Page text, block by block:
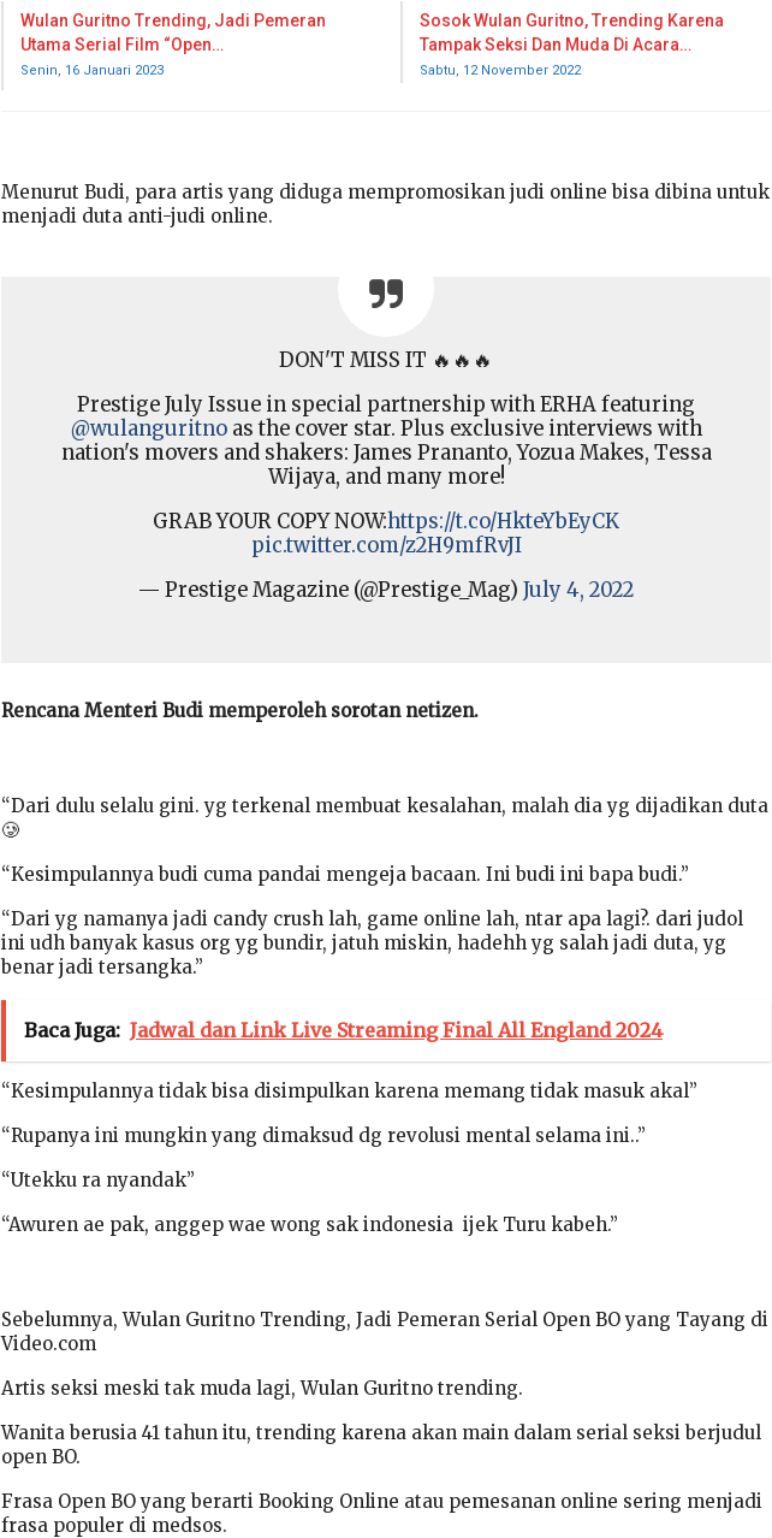
Wulan Guritno Trending, Jadi Pemeran
Utama Serial Film “Open…
Senin, 16 Januari 2023
Sosok Wulan Guritno, Trending Karena
Tampak Seksi Dan Muda Di Acara…
Sabtu, 12 November 2022
Menurut Budi, para artis yang diduga mempromosikan judi online bisa dibina untuk
menjadi duta anti-judi online.
DON'T MISS IT 🔥🔥🔥
Prestige July Issue in special partnership with ERHA featuring
@wulanguritnoas the cover star. Plus exclusive interviews with
nation's movers and shakers: James Prananto, Yozua Makes, Tessa
Wijaya, and many more!
GRAB YOUR COPY NOW:https://t.co/HkteYbEyCK
pic.twitter.com/z2H9mfRvJI
— Prestige Magazine (@Prestige_Mag) July 4, 2022
Rencana Menteri Budi memperoleh sorotan netizen.
“Dari dulu selalu gini. yg terkenal membuat kesalahan, malah dia yg dijadikan duta
🥲
“Kesimpulannya budi cuma pandai mengeja bacaan. Ini budi ini bapa budi.”
“Dari yg namanya jadi candy crush lah, game online lah, ntar apa lagi?. dari judol
ini udh banyak kasus org yg bundir, jatuh miskin, hadehh yg salah jadi duta, yg
benar jadi tersangka.”
Baca Juga: Jadwal dan Link Live Streaming Final All England 2024
“Kesimpulannya tidak bisa disimpulkan karena memang tidak masuk akal”
“Rupanya ini mungkin yang dimaksud dg revolusi mental selama ini..”
“Utekku ra nyandak”
“Awuren ae pak, anggep wae wong sak indonesia ijek Turu kabeh.”
Sebelumnya, Wulan Guritno Trending, Jadi Pemeran Serial Open BO yang Tayang di
Video.com
Artis seksi meski tak muda lagi, Wulan Guritno trending.
Wanita berusia 41 tahun itu, trending karena akan main dalam serial seksi berjudul
open BO.
Frasa Open BO yang berarti Booking Online atau pemesanan online sering menjadi
frasa populer di medsos.